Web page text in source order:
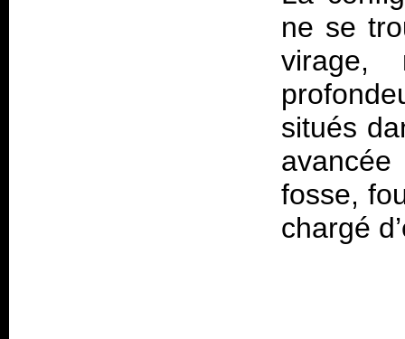
ne se
situés
fosse,